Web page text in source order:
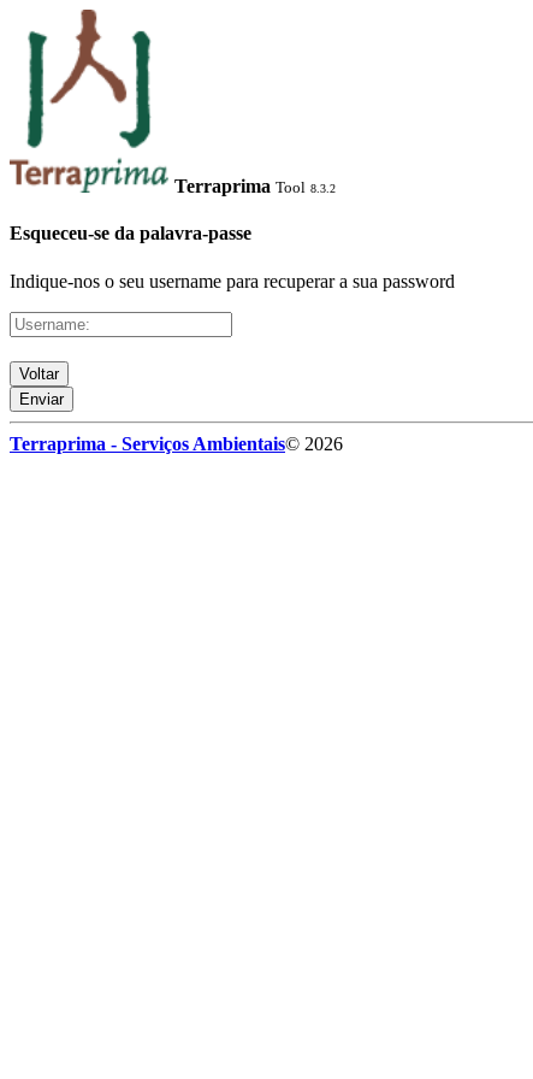
Terraprima Tool 8.3.2
Esqueceu-se da palavra-passe
Indique-nos o seu username para recuperar a sua password
Voltar
Enviar
Terraprima - Serviços Ambientais© 2026